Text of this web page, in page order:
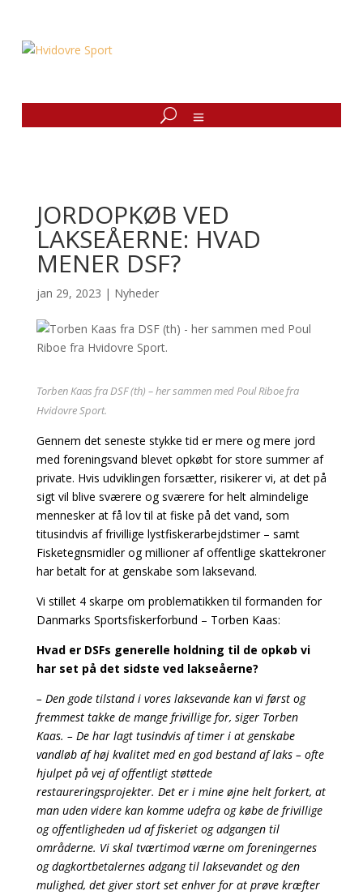
JORDOPKØB VED
LAKSEÅERNE: HVAD
MENER DSF?
jan 29, 2023 | Nyheder
Torben Kaas fra DSF (th) – her sammen med Poul Riboe fra
Hvidovre Sport.
Gennem det seneste stykke tid er mere og mere jord
med foreningsvand blevet opkøbt for store summer af
private. Hvis udviklingen forsætter, risikerer vi, at det på
sigt vil blive sværere og sværere for helt almindelige
mennesker at få lov til at fiske på det vand, som
titusindvis af frivillige lystfiskerarbejdstimer – samt
Fisketegnsmidler og millioner af offentlige skattekroner
har betalt for at genskabe som laksevand.
Vi stillet 4 skarpe om problematikken til formanden for
Danmarks Sportsfiskerforbund – Torben Kaas:
Hvad er DSFs generelle holdning til de opkøb vi
har set på det sidste ved lakseåerne?
– Den gode tilstand i vores laksevande kan vi først og
fremmest takke de mange frivillige for, siger Torben
Kaas. – De har lagt tusindvis af timer i at genskabe
vandløb af høj kvalitet med en god bestand af laks – ofte
hjulpet på vej af offentligt støttede
restaureringsprojekter. Det er i mine øjne helt forkert, at
man uden videre kan komme udefra og købe de frivillige
og offentligheden ud af fiskeriet og adgangen til
områderne. Vi skal tværtimod værne om foreningernes
og dagkortbetalernes adgang til laksevandet og den
mulighed, det giver stort set enhver for at prøve kræfter